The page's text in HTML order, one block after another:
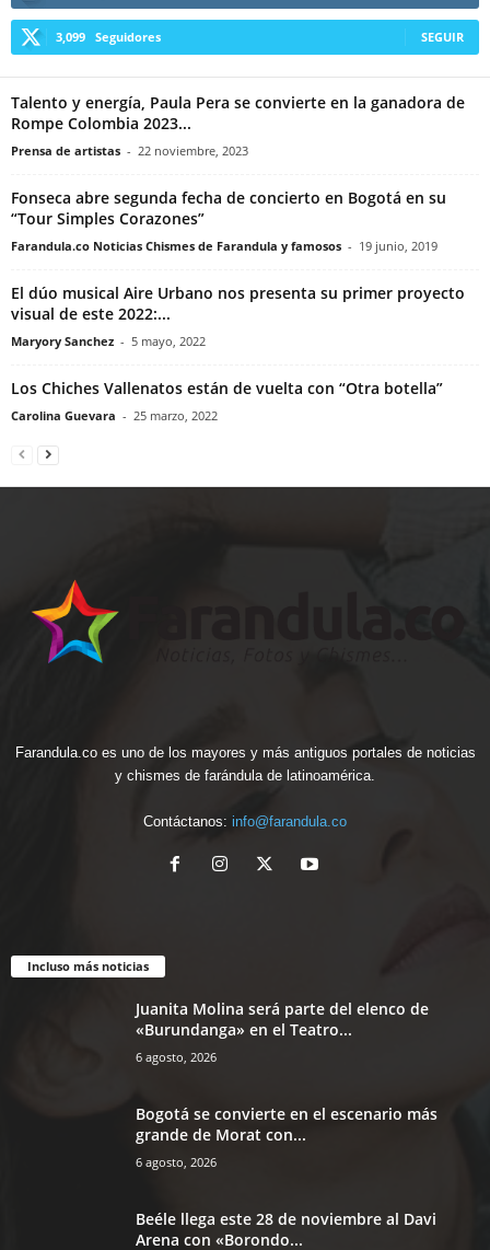
3,099 Seguidores SEGUIR
Talento y energía, Paula Pera se convierte en la ganadora de
Rompe Colombia 2023...
Prensa de artistas - 22 noviembre, 2023
Fonseca abre segunda fecha de concierto en Bogotá en su
“Tour Simples Corazones”
Farandula.co Noticias Chismes de Farandula y famosos - 19 junio, 2019
El dúo musical Aire Urbano nos presenta su primer proyecto
visual de este 2022:...
Maryory Sanchez - 5 mayo, 2022
Los Chiches Vallenatos están de vuelta con “Otra botella”
Carolina Guevara - 25 marzo, 2022
Farandula.co es uno de los mayores y más antiguos portales de noticias
y chismes de farándula de latinoamérica.
Contáctanos: info@farandula.co
Incluso más noticias
Juanita Molina será parte del elenco de
«Burundanga» en el Teatro...
6 agosto, 2026
Bogotá se convierte en el escenario más
grande de Morat con...
6 agosto, 2026
Beéle llega este 28 de noviembre al Davi
Arena con «Borondo...